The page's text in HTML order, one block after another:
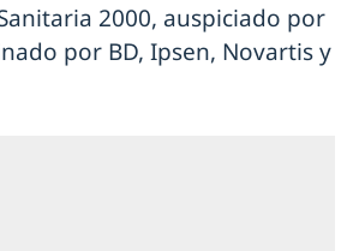
2000, auspiciado por
por BD, Ipsen, Novartis y